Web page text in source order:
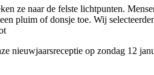
ze naar de felste lichtpunten.
pluim of donsje toe. Wij
nieuwjaarsreceptie op zondag 12